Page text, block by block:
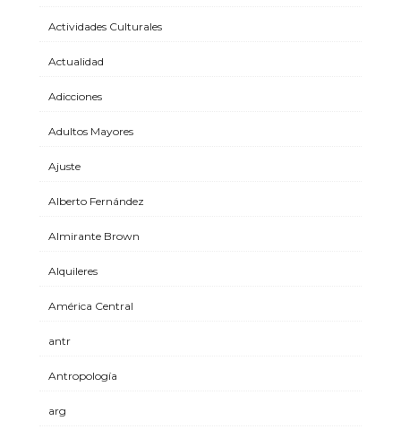
Actividades Culturales
Actualidad
Adicciones
Adultos Mayores
Ajuste
Alberto Fernández
Almirante Brown
Alquileres
América Central
antr
Antropología
arg